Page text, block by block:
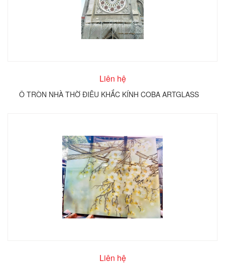
Liên hệ
Ô TRÒN NHÀ THỜ ĐIÊU KHẮC KÍNH COBA ARTGLASS
Liên hệ